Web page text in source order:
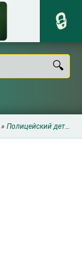
» Полицейский детектив